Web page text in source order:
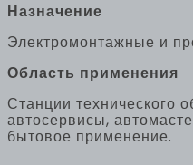
Назначение
Электромонтажные и
Область применения
Станции технического
автосервисы,
бытовое применение.